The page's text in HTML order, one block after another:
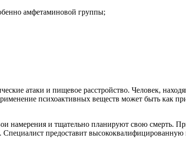
амфетаминовой группы;
атаки и пищевое расстройство. Человек,
психоактивных веществ может быть как
намерения и тщательно планируют свою смерть.
Специалист предоставит